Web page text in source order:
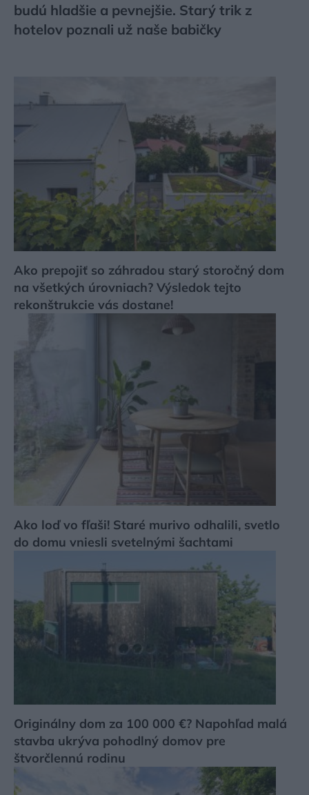
budú hladšie a pevnejšie. Starý trik z
hotelov poznali už naše babičky
Ako prepojiť so záhradou starý storočný dom
na všetkých úrovniach? Výsledok tejto
rekonštrukcie vás dostane!
Ako loď vo fľaši! Staré murivo odhalili, svetlo
do domu vniesli svetelnými šachtami
Originálny dom za 100 000 €? Napohľad malá
stavba ukrýva pohodlný domov pre
štvorčlennú rodinu